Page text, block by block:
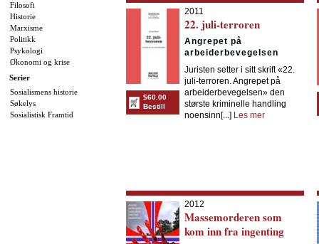
Filosofi
Historie
Marxisme
Politikk
Psykologi
Økonomi og krise
Serier
Sosialismens historie
Søkelys
Sosialistisk Framtid
$60.00
Bestill
2011
22. juli-terroren
Angrepet på
arbeiderbevegelsen
Juristen setter i sitt skrift «22.
juli-terroren. Angrepet på
arbeiderbevegelsen» den
største kriminelle handling
noensinn[...] Les mer
2012
Massemorderen som
kom inn fra ingenting